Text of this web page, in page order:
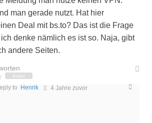
man gerade nutzt. Hat hier
Deal mit bs.to? Das ist die Frage
denke nämlich es ist so. Naja, gibt
andere Seiten.
Autor
to Henrik 4 Jahre zuvor